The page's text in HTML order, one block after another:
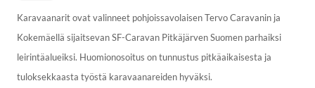
Karavaanarit ovat valinneet pohjoissavolaisen Tervo Caravanin ja
Kokemäellä sijaitsevan SF-Caravan Pitkäjärven Suomen parhaiksi
leirintäalueiksi. Huomionosoitus on tunnustus pitkäaikaisesta ja
tuloksekkaasta työstä karavaanareiden hyväksi.